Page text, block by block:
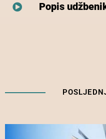
Popis